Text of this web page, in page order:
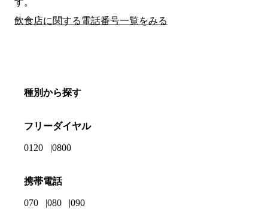
す。
飲食店に関する電話番号一覧をみる
種別から探す
フリーダイヤル
0120 0800
携帯電話
070 080 090